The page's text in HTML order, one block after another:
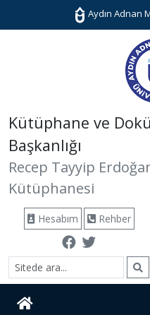
Aydın Adnan
Kütüphane ve
Başkanlığı
Recep Tayyip
Kütüphanesi
Hesabım Rehber